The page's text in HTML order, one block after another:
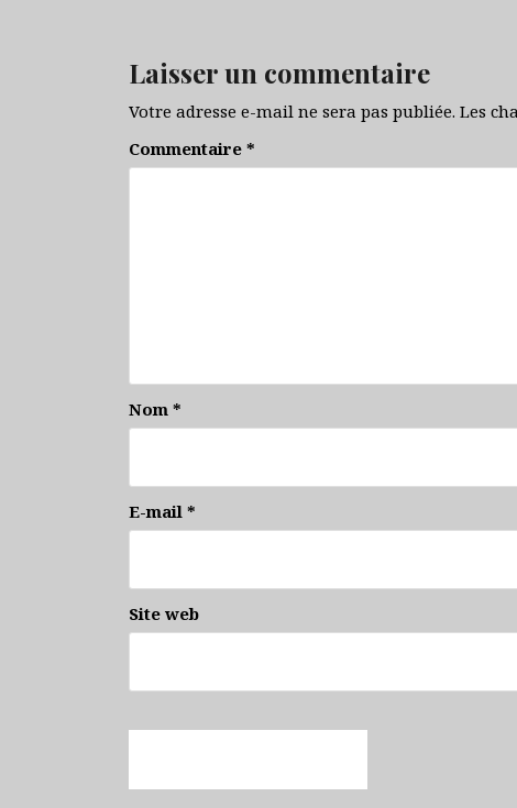
Laisser un commentaire
Votre adresse e-mail ne sera pas publiée. Les
Commentaire *
Nom *
E-mail *
Site web